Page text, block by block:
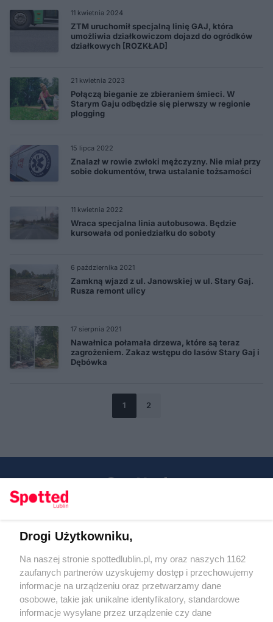
11 kwietnia 2024
ZTM uruchomił specjalną linię GAJ, która
umożliwia działkowiczom dojazd do ogródków
działkowych [ROZKŁAD]
21 kwietnia 2023
Połączą bieganie ze zbieraniem śmieci. W
Starym Gaju odbędzie się pierwszy w regionie
plogging
15 lipca 2022
Znalazł w rowie zwłoki mężczyzny. Nie miał przy
sobie dokumentów, trwa ustalanie tożsamości
11 kwietnia 2022
Wraca specjalna linia autobusowa. Będzie
kursowała od poniedziałku do soboty
6 października 2021
Zamkną wjazd z ul. Janowskiej w ul. Stary Gaj.
Rusza remont ulicy
17 sierpnia 2021
Nawałnica połamała drzewa, które są teraz
zagrożeniem. Zakaz wstępu do lasów Stary Gaj i
Dębówka
1 2
KATEGORIE
Regulamin
Polityka prywatności
RODO
Warunki korzystania z treści
Drogi Użytkowniku,
Na naszej stronie spottedlublin.pl, my oraz naszych 1162
zaufanych partnerów uzyskujemy dostęp i przechowujemy
informacje na urządzeniu oraz przetwarzamy dane
osobowe, takie jak unikalne identyfikatory, standardowe
informacje wysyłane przez urządzenie czy dane